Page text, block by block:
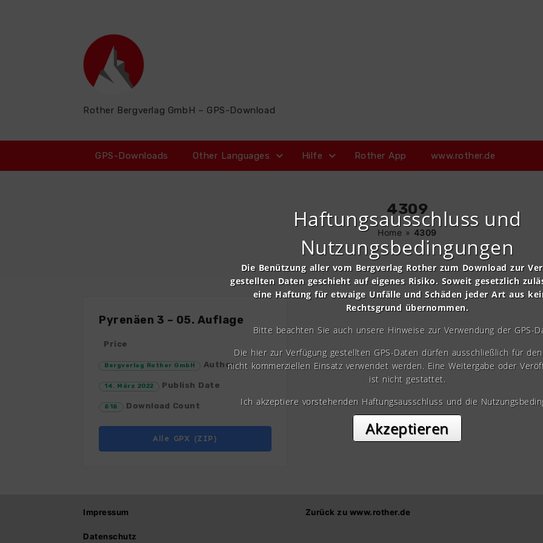
Rother Bergverlag GmbH – GPS-Download
GPS-Downloads Other Languages Hilfe Rother App www.rother.de
4309
Home » 4309
Pyrenäen 3 – 05. Auflage
Price
Bergverlag Rother GmbH Author
14. März 2022 Publish Date
818 Download Count
Alle GPX (ZIP)
Impressum
Datenschutz
Zurück zu www.rother.de
Haftungsausschluss und
Nutzungsbedingungen
Die Benützung aller vom Bergverlag Rother zum Download zur
gestellten Daten geschieht auf eigenes Risiko. Soweit gesetzlich
eine Haftung für etwaige Unfälle und Schäden jeder Art aus
Rechtsgrund übernommen.
Bitte beachten Sie auch unsere Hinweise zur Verwendung der GPS-
Die hier zur Verfügung gestellten GPS-Daten dürfen ausschließlich für
nicht kommerziellen Einsatz verwendet werden. Eine Weitergabe oder
ist nicht gestattet.
Ich akzeptiere vorstehenden Haftungsausschluss und die
Akzeptieren